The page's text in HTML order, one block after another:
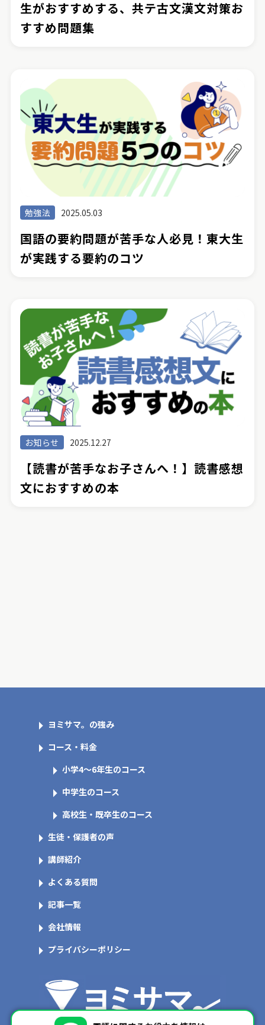
生がおすすめする、共テ古文漢文対策お
すすめ問題集
勉強法 2025.05.03
国語の要約問題が苦手な人必見！東大生
が実践する要約のコツ
お知らせ 2025.12.27
【読書が苦手なお子さんへ！】読書感想
文におすすめの本
ヨミサマ。の強み
コース・料金
小学4～6年生のコース
中学生のコース
高校生・既卒生のコース
生徒・保護者の声
講師紹介
よくある質問
記事一覧
会社情報
プライバシーポリシー